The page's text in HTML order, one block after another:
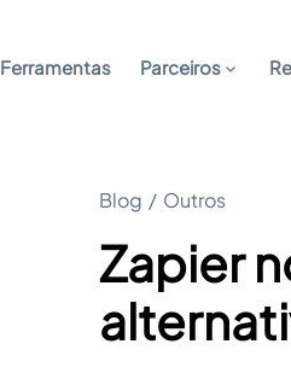
Ferramentas Parceiros
Blog / Outros
Zapier